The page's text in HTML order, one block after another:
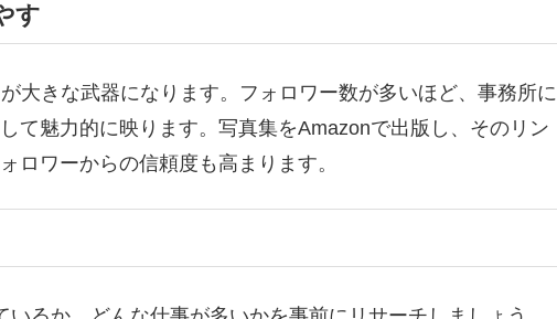
す
大きな武器になります。フォロワー数が多いほど、事務所に
て魅力的に映ります。写真集をAmazonで出版し、そのリン
ロワーからの信頼度も高まります。